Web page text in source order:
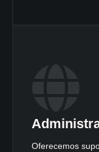
Oferecemos